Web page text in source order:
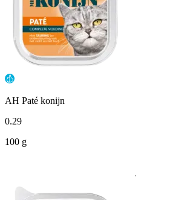
AH Paté konijn
0.29
100 g